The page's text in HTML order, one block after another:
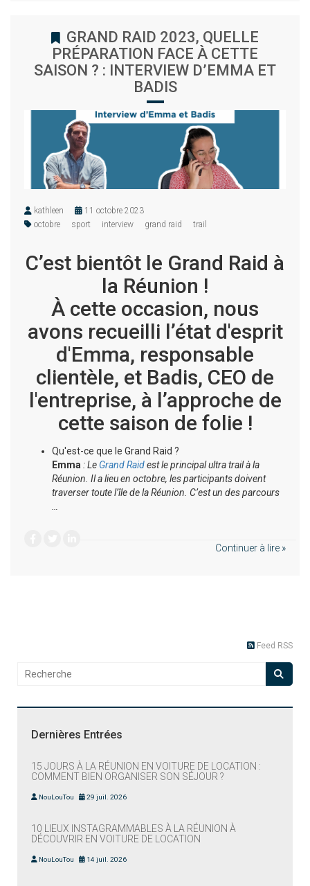
GRAND RAID 2023, QUELLE
PRÉPARATION FACE À CETTE
SAISON ? : INTERVIEW D’EMMA ET
BADIS
kathleen
11 octobre 2023
octobre
sport interview grand raid trail
C’est bientôt le Grand Raid à
la Réunion !
À cette occasion, nous
avons recueilli l’état d'esprit
d'Emma, responsable
clientèle, et Badis, CEO de
l'entreprise, à l’approche de
cette saison de folie !
Qu'est-ce que le Grand Raid ?
Emma : Le Grand Raidest le principal ultra trail à la
Réunion. Il a lieu en octobre, les participants doivent
traverser toute l’île de la Réunion. C’est un des parcours
Continuer à lire »
Feed RSS
Dernières Entrées
15 JOURS À LA RÉUNION EN VOITURE DE LOCATION :
COMMENT BIEN ORGANISER SON SÉJOUR ?
NouLouTou 29 juil. 2026
10 LIEUX INSTAGRAMMABLES À LA RÉUNION À
DÉCOUVRIR EN VOITURE DE LOCATION
NouLouTou 14 juil. 2026